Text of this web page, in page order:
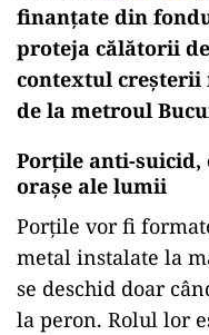
finanțate din
proteja călătorii
contextul
de la metroul
Porțile anti-
orașe ale lumii
Porțile vor fi
metal instalate la
se deschid doar
la peron. Rolul lor